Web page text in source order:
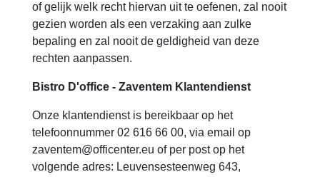
of gelijk welk recht hiervan uit te oefenen, zal nooit
gezien worden als een verzaking aan zulke
bepaling en zal nooit de geldigheid van deze
rechten aanpassen.
Bistro D'office - Zaventem Klantendienst
Onze klantendienst is bereikbaar op het
telefoonnummer 02 616 66 00, via email op
zaventem@officenter.eu of per post op het
volgende adres: Leuvensesteenweg 643,